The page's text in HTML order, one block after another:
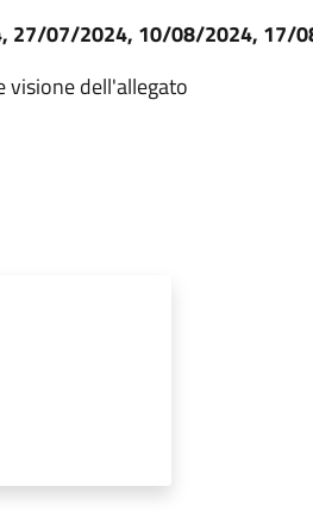
27/07/2024, 10/08/2024, 17/
visione dell'allegato